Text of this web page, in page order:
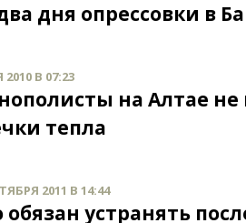
дня опрессовки в
В 07:23
на Алтае не
тепла
2011 В 14:44
обязан устранять